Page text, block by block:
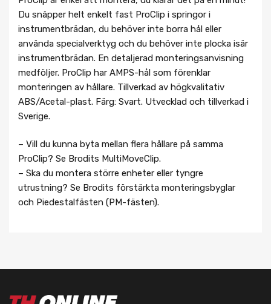
Du snäpper helt enkelt fast ProClip i springor i
instrumentbrädan, du behöver inte borra hål eller
använda specialverktyg och du behöver inte plocka isär
instrumentbrädan. En detaljerad monteringsanvisning
medföljer. ProClip har AMPS-hål som förenklar
monteringen av hållare. Tillverkad av högkvalitativ
ABS/Acetal-plast. Färg: Svart. Utvecklad och tillverkad i
Sverige.
– Vill du kunna byta mellan flera hållare på samma
ProClip? Se Brodits MultiMoveClip.
– Ska du montera större enheter eller tyngre
utrustning? Se Brodits förstärkta monteringsbyglar
och Piedestalfästen (PM-fästen).